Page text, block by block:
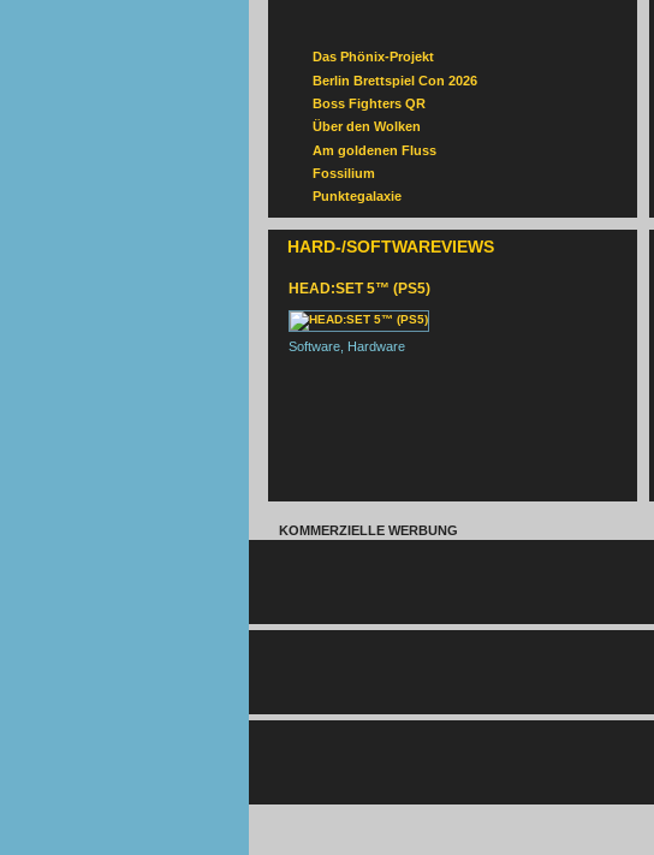
Das Phönix-Projekt
Berlin Brettspiel Con 2026
Boss Fighters QR
Über den Wolken
Am goldenen Fluss
Fossilium
Punktegalaxie
HARD-/SOFTWAREVIEWS
HEAD:SET 5™ (PS5)
Software, Hardware
KOMMERZIELLE WERBUNG